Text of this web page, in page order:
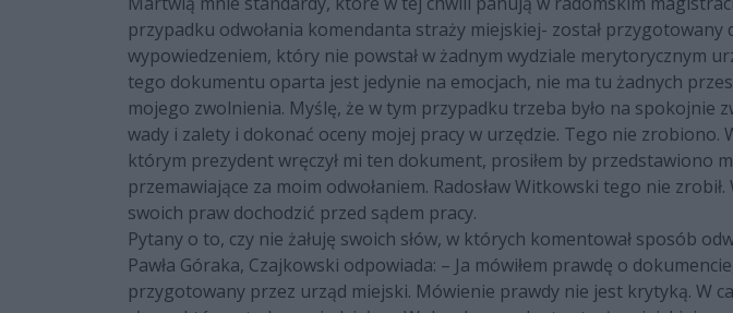
przypadku odwołania komendanta straży miejskiej- został przygotowany
wypowiedzeniem, który nie powstał w żadnym wydziale merytorycznym
tego dokumentu oparta jest jedynie na emocjach, nie ma tu żadnych
mojego zwolnienia. Myślę, że w tym przypadku trzeba było na spokojnie
wady i zalety i dokonać oceny mojej pracy w urzędzie. Tego nie zrobiono.
którym prezydent wręczył mi ten dokument, prosiłem by przedstawiono
przemawiające za moim odwołaniem. Radosław Witkowski tego nie
swoich praw dochodzić przed sądem pracy.
Pytany o to, czy nie żałuję swoich słów, w których komentował sposób
Pawła Góraka, Czajkowski odpowiada: – Ja mówiłem prawdę o
przygotowany przez urząd miejski. Mówienie prawdy nie jest krytyką. W